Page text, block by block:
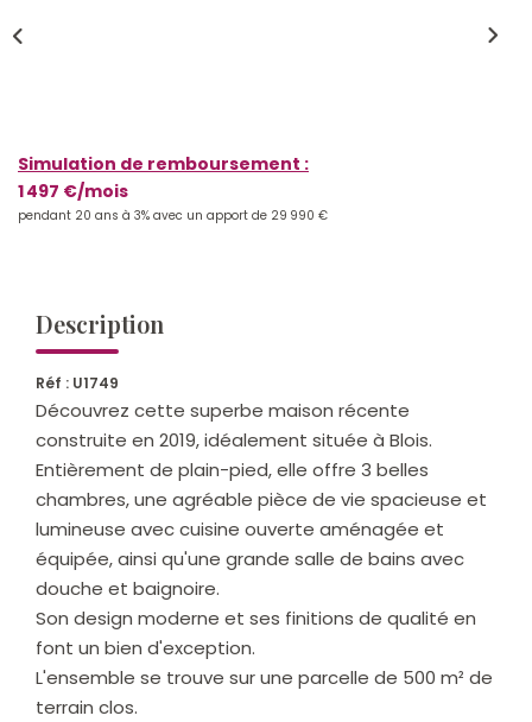
Nos Partenaires
Simulation de remboursement :
1 497 €/mois
pendant 20 ans à 3% avec un apport de 29 990 €
Description
Réf : U1749
Découvrez cette superbe maison récente
construite en 2019, idéalement située à Blois.
Entièrement de plain-pied, elle offre 3 belles
chambres, une agréable pièce de vie spacieuse et
lumineuse avec cuisine ouverte aménagée et
équipée, ainsi qu'une grande salle de bains avec
douche et baignoire.
Son design moderne et ses finitions de qualité en
font un bien d'exception.
L'ensemble se trouve sur une parcelle de 500 m² de
terrain clos.